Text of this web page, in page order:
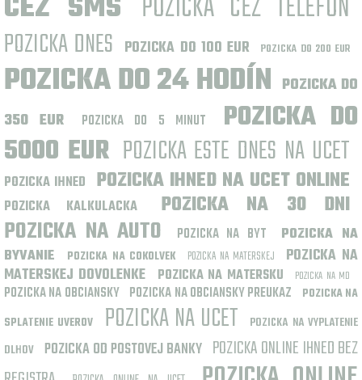
POZICKA DNES POZICKA DO 100 EUR POZICKA DO 200 EUR
POZICKA DO 24 HODÍN POZICKA DO
350 EUR
POZICKA DO 5 MINUT
POZICKA DO
5000 EUR POZICKA ESTE DNES NA UCET
POZICKA IHNED POZICKA IHNED NA UCET ONLINE
POZICKA KALKULACKA POZICKA NA 30 DNI
POZICKA NA AUTO POZICKA NA BYT
POZICKA NA
BYVANIE
POZICKA NA COKOLVEK POZICKA NA MATERSKEJ
POZICKA NA
MATERSKEJ DOVOLENKE
POZICKA NA MATERSKU POZICKA NA MD
POZICKA NA OBCIANSKY POZICKA NA OBCIANSKY PREUKAZ
POZICKA NA
SPLATENIE UVEROV
POZICKA NA UCET
POZICKA NA VYPLATENIE
DLHOV
POZICKA OD POSTOVEJ BANKY POZICKA ONLINE IHNED BEZ